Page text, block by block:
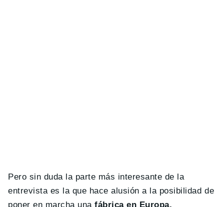
Pero sin duda la parte más interesante de la
entrevista es la que hace alusión a la posibilidad de
poner en marcha unafábrica en Europa.